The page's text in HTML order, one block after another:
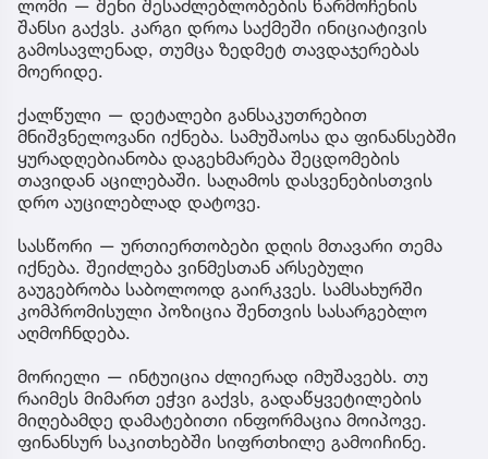
ლომი — შენი შესაძლებლობების წარმოჩენის
შანსი გაქვს. კარგი დროა საქმეში ინიციატივის
გამოსავლენად, თუმცა ზედმეტ თავდაჯერებას
მოერიდე.
ქალწული — დეტალები განსაკუთრებით
მნიშვნელოვანი იქნება. სამუშაოსა და ფინანსებში
ყურადღებიანობა დაგეხმარება შეცდომების
თავიდან აცილებაში. საღამოს დასვენებისთვის
დრო აუცილებლად დატოვე.
სასწორი — ურთიერთობები დღის მთავარი თემა
იქნება. შეიძლება ვინმესთან არსებული
გაუგებრობა საბოლოოდ გაირკვეს. სამსახურში
კომპრომისული პოზიცია შენთვის სასარგებლო
აღმოჩნდება.
მორიელი — ინტუიცია ძლიერად იმუშავებს. თუ
რაიმეს მიმართ ეჭვი გაქვს, გადაწყვეტილების
მიღებამდე დამატებითი ინფორმაცია მოიპოვე.
ფინანსურ საკითხებში სიფრთხილე გამოიჩინე.